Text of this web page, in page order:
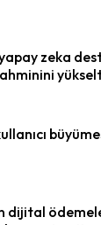
zeka
dijital